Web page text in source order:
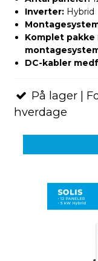
Inverter:Hybrid
Komplet
DC-kabler
På lager |
hverdage